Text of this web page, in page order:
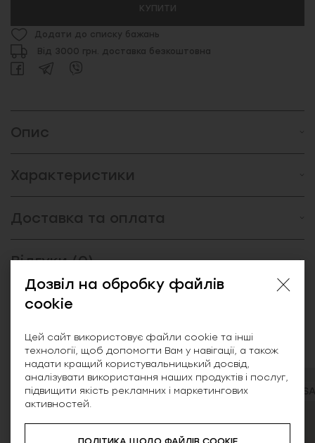
КУПИТИ
Додати до списку бажань
Від 3000 грн. доставка безкоштовна
Опис
Характеристики
Доставка та оплата
Відгуки (0)
Схожі товари
NEW
Дозвіл на обробку файлів
cookie
Цей сайт використовує файли cookie та інші
технології, щоб допомогти Вам у навігації, а також
надати кращий користувальницький досвід,
аналізувати використання наших продуктів і послуг,
підвищити якість рекламних і маркетингових
активностей.